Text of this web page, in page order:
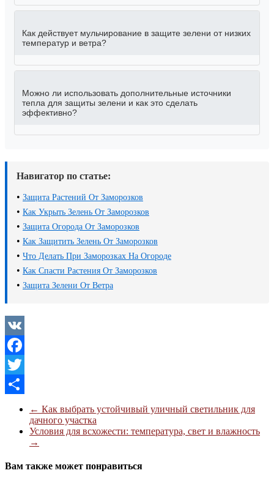
Как действует мульчирование в защите зелени от низких
температур и ветра?
Можно ли использовать дополнительные источники
тепла для защиты зелени и как это сделать
эффективно?
Навигатор по статье:
• Защита Растений От Заморозков
• Как Укрыть Зелень От Заморозков
• Защита Огорода От Заморозков
• Как Защитить Зелень От Заморозков
• Что Делать При Заморозках На Огороде
• Как Спасти Растения От Заморозков
• Защита Зелени От Ветра
VK
Facebook
Twitter
Отправить
← Как выбрать устойчивый уличный светильник для
дачного участка
Условия для всхожести: температура, свет и влажность
→
Вам также может понравиться